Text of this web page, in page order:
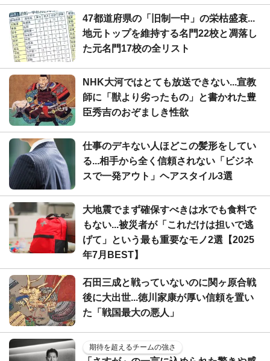
47都道府県の「旧制一中」の栄枯盛衰...
地元トップを維持する名門22校と凋落し
た元名門17校の全リスト
NHK大河ではとても放送できない...宣教
師に「獣より劣ったもの」と書かれた豊
臣秀吉のおぞましき性欲
仕事のデキない人ほどこの髪形をしてい
る...相手から全く信頼されない「ビジネ
スで一発アウト」ヘアスタイル3選
大地震でまず確保すべきは水でも食料で
もない...被災者が「これだけは担いで逃
げて」という最も重要なモノ2選【2025
年7月BEST】
石田三成と戦っていないのに関ヶ原合戦
後に大出世...徳川家康が厚い信頼を置い
た「戦国最大の悪人」
期待を超えるチームの強さ